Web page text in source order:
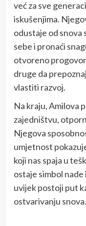
već za sve
iskušenjima.
odustaje od snova
sebe i pronaći
otvoreno
druge da
vlastiti razvoj.
Na kraju, Amilova
zajedništvu,
Njegova
umjetnost
koji nas spaja u
ostaje simbol nade
uvijek postoji put
ostvarivanju snova.